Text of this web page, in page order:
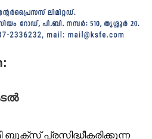
ബുക്‌സ് പ്രസിദ്ധീകരിക്കുന്ന